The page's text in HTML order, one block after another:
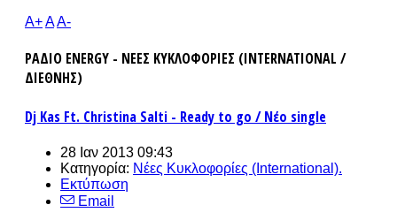
A+AA-
ΡΑΔΙΟ ENERGY - ΝΕΕΣ ΚΥΚΛΟΦΟΡΙΕΣ (INTERNATIONAL /
ΔΙΕΘΝΗΣ)
Dj Kas Ft. Christina Salti - Ready to go / Nέο single
28 Ιαν 2013 09:43
Κατηγορία: Νέες Κυκλοφορίες (International).
Εκτύπωση
Email